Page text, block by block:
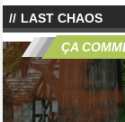
LAST CHAOS
ÇA